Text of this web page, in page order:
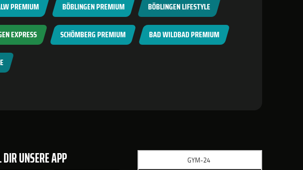
PREMIUM BÖBLINGEN PREMIUM BÖBLINGEN LIFESTYLE
EXPRESS SCHÖMBERG PREMIUM BAD WILDBAD PREMIUM
DIR UNSERE APP